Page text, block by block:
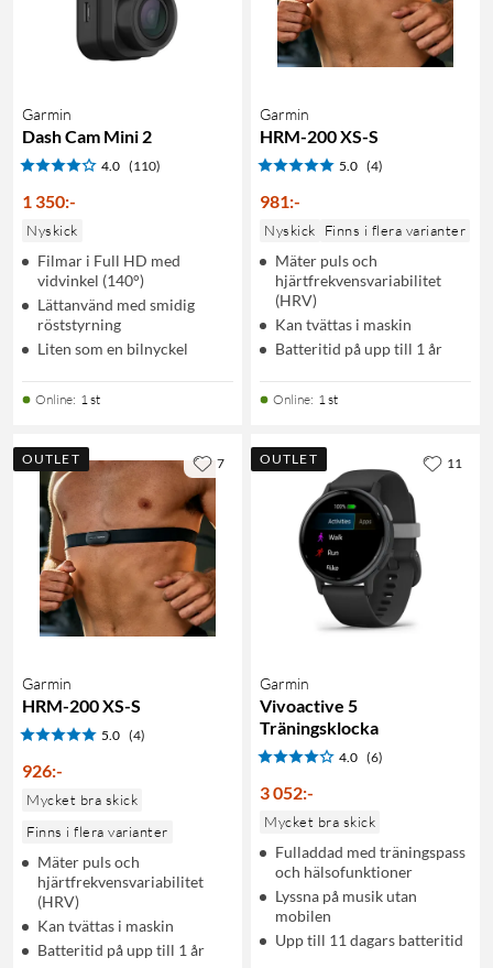
Garmin
Dash Cam Mini 2
4.0 (110)
1 350:-
Nyskick
Filmar i Full HD med
vidvinkel (140°)
Lättanvänd med smidig
röststyrning
Liten som en bilnyckel
Online: 1 st
Garmin
HRM-200 XS-S
5.0 (4)
981:-
Nyskick Finns i flera varianter
Mäter puls och
hjärtfrekvensvariabilitet
(HRV)
Kan tvättas i maskin
Batteritid på upp till 1 år
Online: 1 st
OUTLET
Garmin
HRM-200 XS-S
5.0 (4)
926:-
Mycket bra skick
Finns i flera varianter
Mäter puls och
hjärtfrekvensvariabilitet
(HRV)
Kan tvättas i maskin
Batteritid på upp till 1 år
7 OUTLET
Garmin
Vivoactive 5
Träningsklocka
4.0 (6)
3 052:-
Mycket bra skick
Fulladdad med träningspass
och hälsofunktioner
Lyssna på musik utan
mobilen
Upp till 11 dagars batteritid
11